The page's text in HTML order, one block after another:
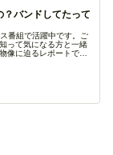
バンドしてたって
番組で活躍中です。ご
って気になる方と一緒
像に迫るレポートで